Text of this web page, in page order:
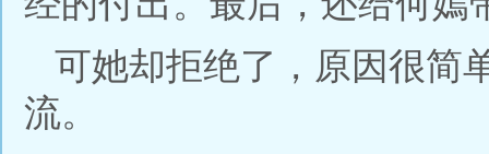
可她却拒绝了，原因很简
流。